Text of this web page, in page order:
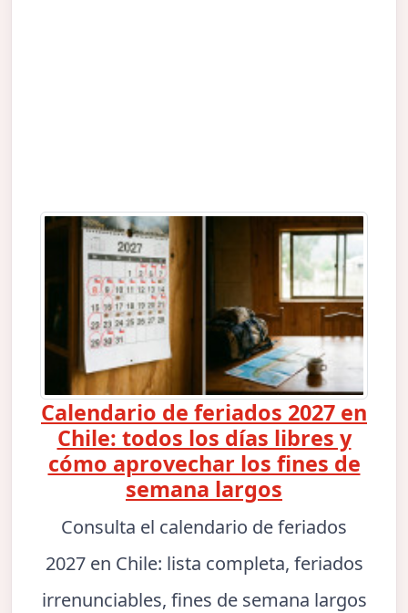
Calendario de feriados 2027 en
Chile: todos los días libres y
cómo aprovechar los fines de
semana largos
Consulta el calendario de feriados
2027 en Chile: lista completa, feriados
irrenunciables, fines de semana largos